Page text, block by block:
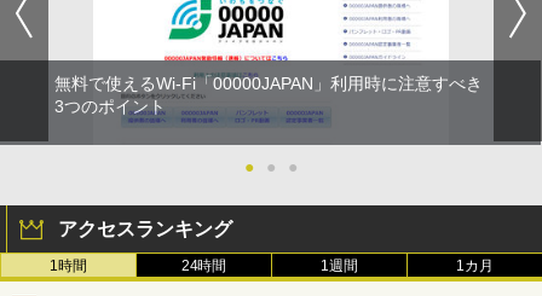
無料で使えるWi-Fi「00000JAPAN」利用時に注意すべき
3つのポイント
● ● ●
アクセスランキング
1時間 24時間 1週間 1カ月